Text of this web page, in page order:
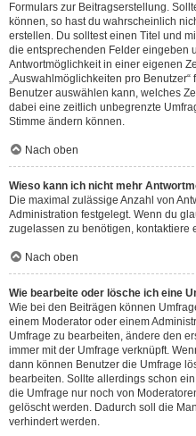
Formulars zur Beitragserstellung.
können, so hast du wahrscheinlich
erstellen. Du solltest einen Titel und
die entsprechenden Felder eingeben
Antwortmöglichkeit in einer eigenen
„Auswahlmöglichkeiten pro
Benutzer auswählen kann, welches
dabei eine zeitlich unbegrenzte
Stimme ändern können.
Nach oben
Wieso kann ich nicht mehr
Die maximal zulässige Anzahl von
Administration festgelegt. Wenn du
zugelassen zu benötigen, kontaktiere
Nach oben
Wie bearbeite oder lösche ich eine
Wie bei den Beiträgen können
einem Moderator oder einem
Umfrage zu bearbeiten, ändere den
immer mit der Umfrage verknüpft.
dann können Benutzer die Umfrage
bearbeiten. Sollte allerdings schon
die Umfrage nur noch von
gelöscht werden. Dadurch soll die
verhindert werden.